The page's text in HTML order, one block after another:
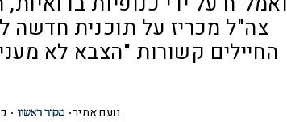
צה"ל מכריז על תוכנית חדשה
החיילים קשורות "הצבא לא
נועם אמיר